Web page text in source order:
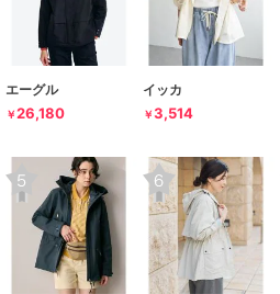
エーグル
￥26,180
イッカ
￥3,514